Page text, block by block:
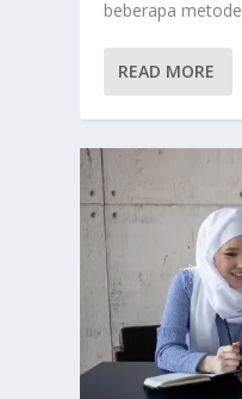
beberapa
READ MORE